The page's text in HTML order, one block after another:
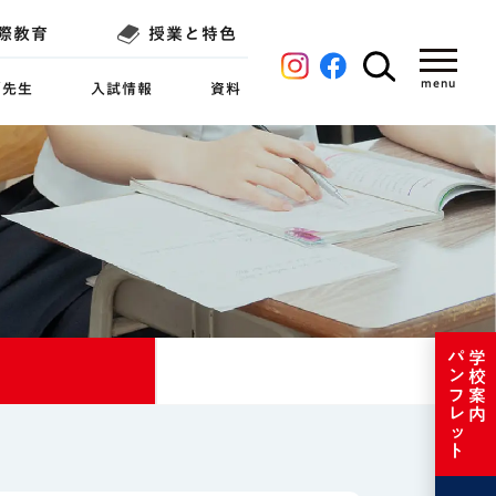
学校案内
パンフレット
教育 授業と特色
生 入試情報 資料